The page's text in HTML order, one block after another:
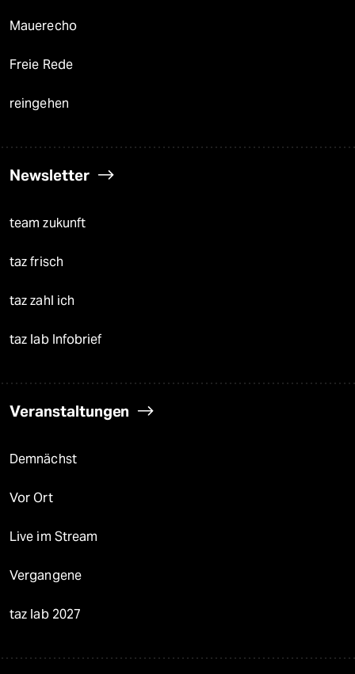
Mauerecho
Freie Rede
reingehen
Newsletter
team zukunft
taz frisch
taz zahl ich
taz lab Infobrief
Veranstaltungen
Demnächst
Vor Ort
Live im Stream
Vergangene
taz lab 2027